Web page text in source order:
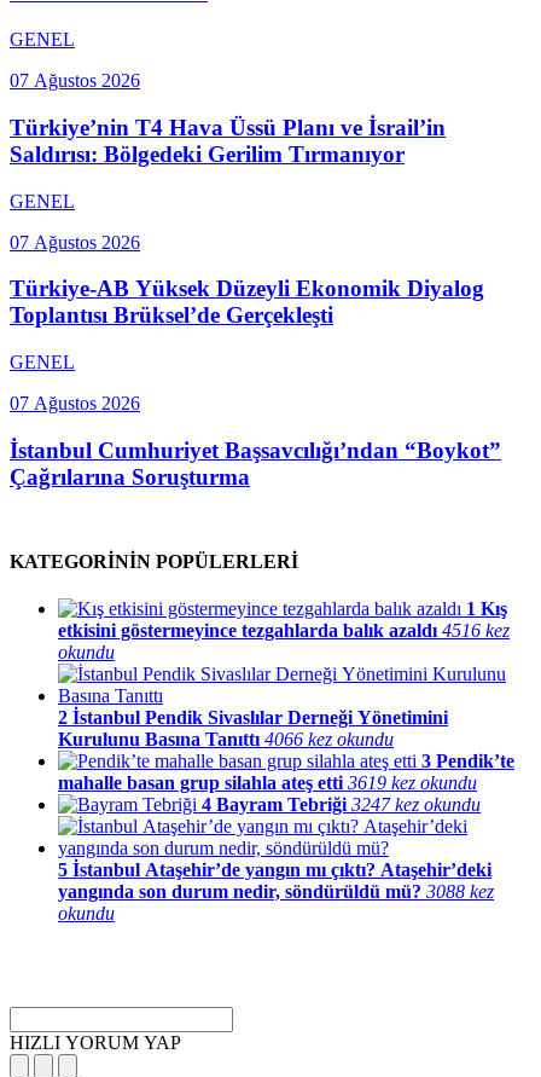
GENEL
07 Ağustos 2026
Türkiye’nin T4 Hava Üssü Planı ve İsrail’in
Saldırısı: Bölgedeki Gerilim Tırmanıyor
GENEL
07 Ağustos 2026
Türkiye-AB Yüksek Düzeyli Ekonomik Diyalog
Toplantısı Brüksel’de Gerçekleşti
GENEL
07 Ağustos 2026
İstanbul Cumhuriyet Başsavcılığı’ndan “Boykot”
Çağrılarına Soruşturma
KATEGORİNİN POPÜLERLERİ
1 Kış
etkisini göstermeyince tezgahlarda balık azaldı 4516 kez
okundu
2 İstanbul Pendik Sivaslılar Derneği Yönetimini
Kurulunu Basına Tanıttı 4066 kez okundu
3 Pendik’te
mahalle basan grup silahla ateş etti 3619 kez okundu
4 Bayram Tebriği 3247 kez okundu
5 İstanbul Ataşehir’de yangın mı çıktı? Ataşehir’deki
yangında son durum nedir, söndürüldü mü? 3088 kez
okundu
HIZLI YORUM YAP